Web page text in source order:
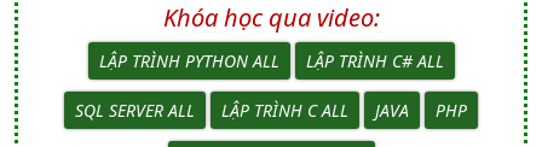
Khóa học qua video:
LẬP TRÌNH PYTHON ALL LẬP TRÌNH C# ALL
SQL SERVER ALL LẬP TRÌNH C ALL JAVA PHP